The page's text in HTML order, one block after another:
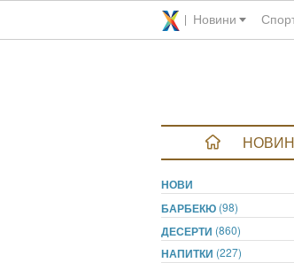
Новини
НОВИ
БАРБЕКЮ (98)
ДЕСЕРТИ (860)
НАПИТКИ (227)